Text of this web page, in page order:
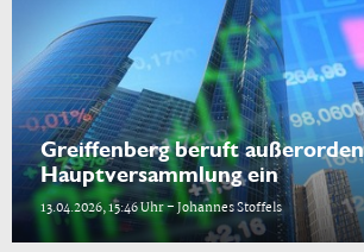
Greiffenberg beruft
Hauptversammlung ein
13.04.2026, 15:46 Uhr – Johannes Stoffels